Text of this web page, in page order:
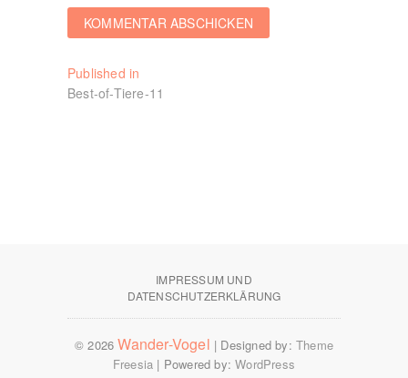
Beitragsnavigation
Published in
Best-of-Tiere-11
IMPRESSUM UND
DATENSCHUTZERKLÄRUNG
© 2026Wander-Vogel | Designed by: Theme
Freesia | Powered by:WordPress